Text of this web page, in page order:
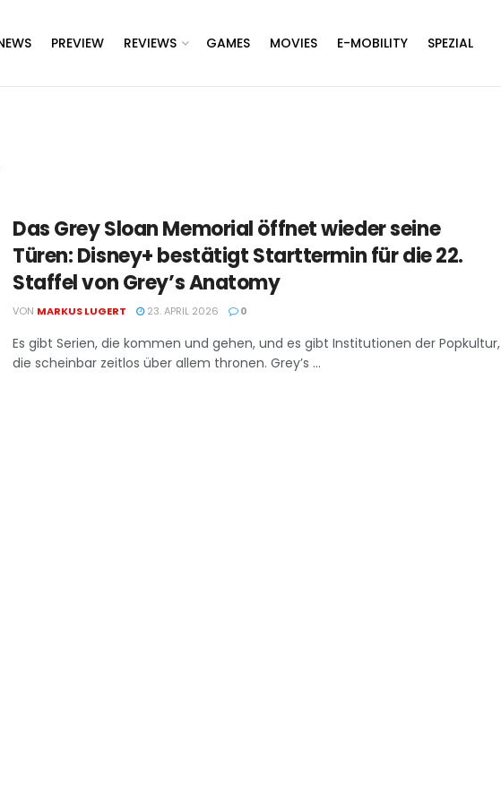
PREVIEW REVIEWS GAMES MOVIES E-MOBILITY SPEZIAL
Das Grey Sloan Memorial öffnet wieder seine
Türen: Disney+ bestätigt Starttermin für die 22.
Staffel von Grey’s Anatomy
VON MARKUS LUGERT 23. APRIL 2026 0
Es gibt Serien, die kommen und gehen, und es gibt Institutionen der Popkultur,
die scheinbar zeitlos über allem thronen. Grey’s ...